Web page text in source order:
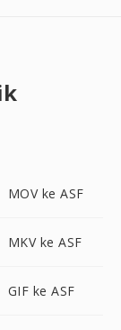
MOV ke ASF
MKV ke ASF
GIF ke ASF